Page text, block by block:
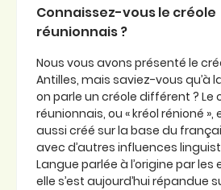
Connaissez-vous le créole
réunionnais ?
Nous vous avons présenté le
Antilles, mais saviez-vous qu’à
on parle un créole différent ? Le
réunionnais, ou « kréol rénioné »,
aussi créé sur la base du
avec d’autres influences
Langue parlée à l’origine par les
elle s’est aujourd’hui répandue